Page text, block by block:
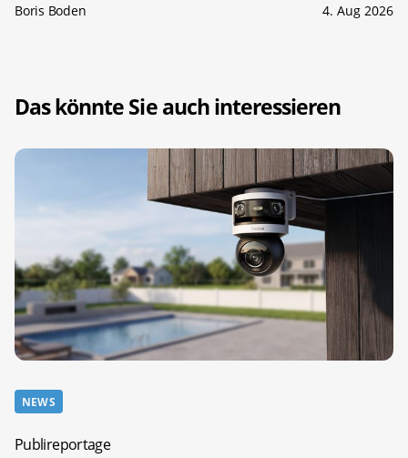
Boris Boden 4. Aug 2026
Das könnte Sie auch interessieren
NEWS
Publireportage